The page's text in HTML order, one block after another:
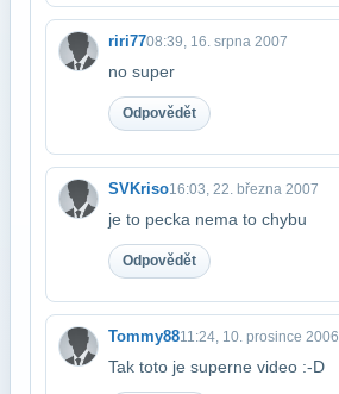
riri7708:39, 16. srpna 2007
no super
Odpovědět
SVKriso16:03, 22. března 2007
je to pecka nema to chybu
Odpovědět
Tommy8811:24, 10. prosince 2006
Tak toto je superne video :-D